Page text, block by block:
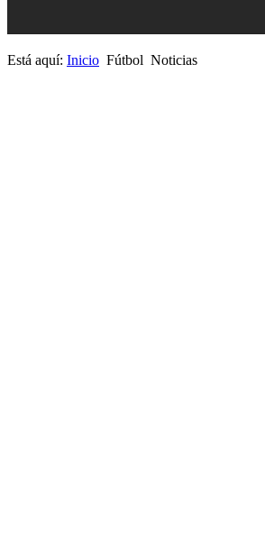
Está aquí: Inicio Fútbol Noticias